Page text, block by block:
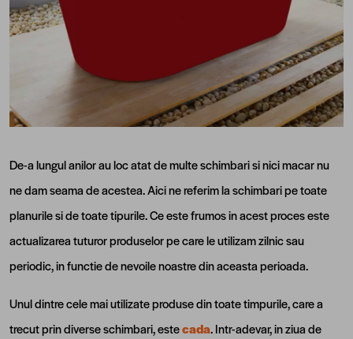
De-a lungul anilor au loc atat de multe schimbari si nici macar nu
ne dam seama de acestea. Aici ne referim la schimbari pe toate
planurile si de toate tipurile. Ce este frumos in acest proces este
actualizarea tuturor produselor pe care le utilizam zilnic sau
periodic, in functie de nevoile noastre din aceasta perioada.
Unul dintre cele mai utilizate produse din toate timpurile, care a
trecut prin diverse schimbari, estecada. Intr-adevar, in ziua de